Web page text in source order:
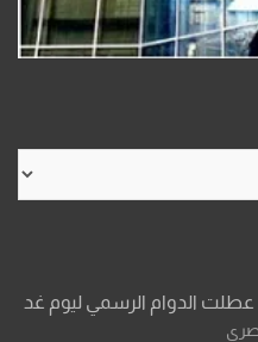
عطلت الدوام الرسمي ليوم غد